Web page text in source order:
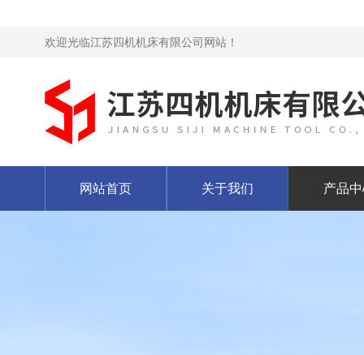
欢迎光临江苏四机机床有限公司网站！
网站首页 关于我们 产品